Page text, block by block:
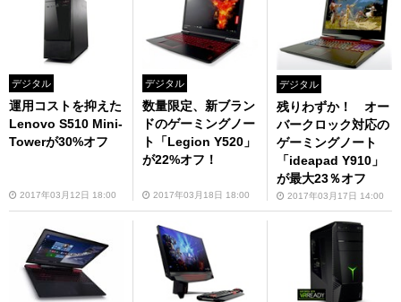
デジタル
運用コストを抑えた
Lenovo S510 Mini-
Towerが30%オフ
2017年03月12日 18:00
デジタル
数量限定、新ブラン
ドのゲーミングノー
ト「Legion Y520」
が22%オフ！
2017年03月18日 18:00
デジタル
残りわずか！ オー
バークロック対応の
ゲーミングノート
「ideapad Y910」
が最大23％オフ
2017年03月17日 14:00